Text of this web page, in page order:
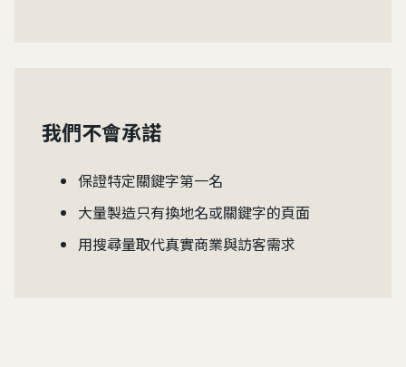
我們不會承諾
保證特定關鍵字第一名
大量製造只有換地名或關鍵字的頁面
用搜尋量取代真實商業與訪客需求